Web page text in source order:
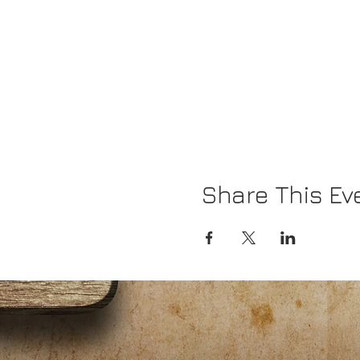
Share This